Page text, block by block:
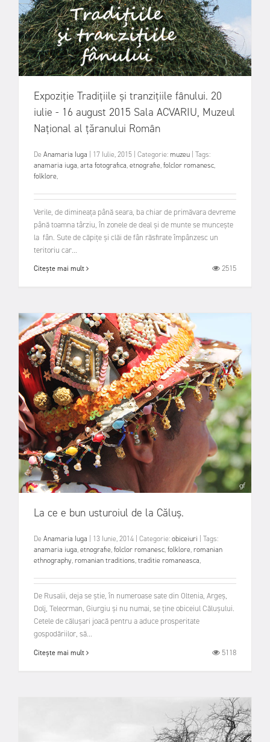
Expoziție Tradițiile și tranzițiile fânului. 20
iulie - 16 august 2015 Sala ACVARIU, Muzeul
Național al țăranului Român
De Anamaria Iuga 17 Iulie, 2015 Categorie:muzeu Tags:
anamaria iuga,arta fotografica,etnografie,folclor romanesc,
folklore,
Verile, de dimineața până seara, ba chiar de primăvara devreme
până toamna târziu, în zonele de deal și de munte se muncește
la fân. Sute de căpițe și clăi de fân răsfirate împânzesc un
teritoriu car...
Citește mai mult 2515
La ce e bun usturoiul de la Căluş.
De Anamaria Iuga 13 Iunie, 2014 Categorie:obiceiuri
Tags:
anamaria iuga,etnografie,folclor romanesc,folklore,romanian
ethnography,romanian traditions,traditie romaneasca,
De Rusalii, deja se știe, în numeroase sate din Oltenia, Argeș,
Dolj, Teleorman, Giurgiu și nu numai, se ține obiceiul Călușului.
Cetele de călușari joacă pentru a aduce prosperitate
gospodăriilor, să...
Citește mai mult 5118